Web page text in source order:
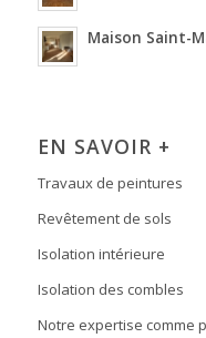
Maison Saint-
EN SAVOIR +
Travaux de peintures
Revêtement de sols
Isolation intérieure
Isolation des combles
Notre expertise comme